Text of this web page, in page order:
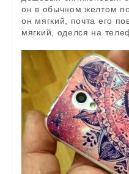
он в обычном желтом
он мягкий, почта его
мягкий, оделся на